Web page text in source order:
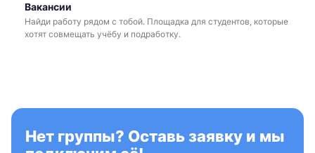
Вакансии
Найди работу рядом с тобой. Площадка для студентов, которые
хотят совмещать учёбу и подработку.
Нет группы? Оставь заявку и мы